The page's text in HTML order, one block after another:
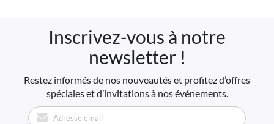
Inscrivez-vous à notre
newsletter !
Restez informés de nos nouveautés et profitez d’offres
spéciales et d’invitations à nos événements.